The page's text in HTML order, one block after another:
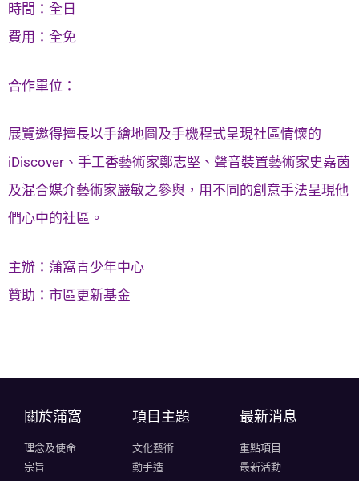
時間：全日
費用：全免
合作單位：
展覽邀得擅長以手繪地圖及手機程式呈現社區情懷的
iDiscover、手工香藝術家鄭志堅、聲音裝置藝術家史嘉茵
及混合媒介藝術家嚴敏之參與，用不同的創意手法呈現他
們心中的社區。
主辦：蒲窩青少年中心
贊助：市區更新基金
關於蒲窩​
理念及使命
宗旨
項目主題
文化藝術
動手造
最新消息
重點項目
最新活動